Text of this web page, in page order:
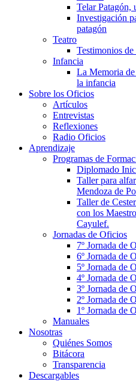
Telar Patagón,
Investigación
patagón
Teatro
Testimonios
Infancia
La Memoria de
la infancia
Sobre los Oficios
Artículos
Entrevistas
Reflexiones
Radio Oficios
Aprendizaje
Programas de
Diplomado
Taller para
Mendoza de
Taller de
con los
Cayulef.
Jornadas de Oficios
7º Jornada de
6º Jornada de
5º Jornada de
4º Jornada de
3º Jornada de
2º Jornada de
1º Jornada de
Manuales
Nosotras
Quiénes Somos
Bitácora
Transparencia
Descargables